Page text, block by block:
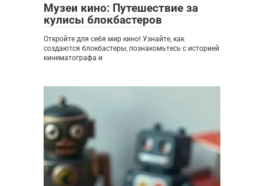
Музеи кино: Путешествие за
кулисы блокбастеров
Откройте для себя мир кино! Узнайте, как
создаются блокбастеры, познакомьтесь с историей
кинематографа и